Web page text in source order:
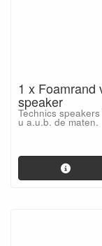
1 x Foamrand
speaker
Technics
u a.u.b. de maten.